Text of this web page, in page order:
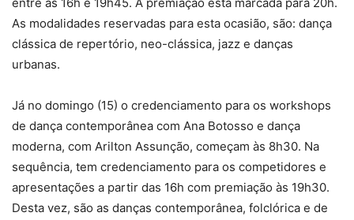
As modalidades reservadas para esta ocasião, são: dança
clássica de repertório, neo-clássica, jazz e danças
urbanas.
Já no domingo (15) o credenciamento para os workshops
de dança contemporânea com Ana Botosso e dança
moderna, com Arilton Assunção, começam às 8h30. Na
sequência, tem credenciamento para os competidores e
apresentações a partir das 16h com premiação às 19h30.
Desta vez, são as danças contemporânea, folclórica e de